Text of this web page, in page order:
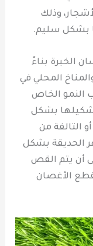
وذلك
بشكل سليم.
الخبرة بناءً
المحلي في
النمو الخاص
بشكل
التالفة من
الحديقة بشكل
أن يتم القص
الأغصان